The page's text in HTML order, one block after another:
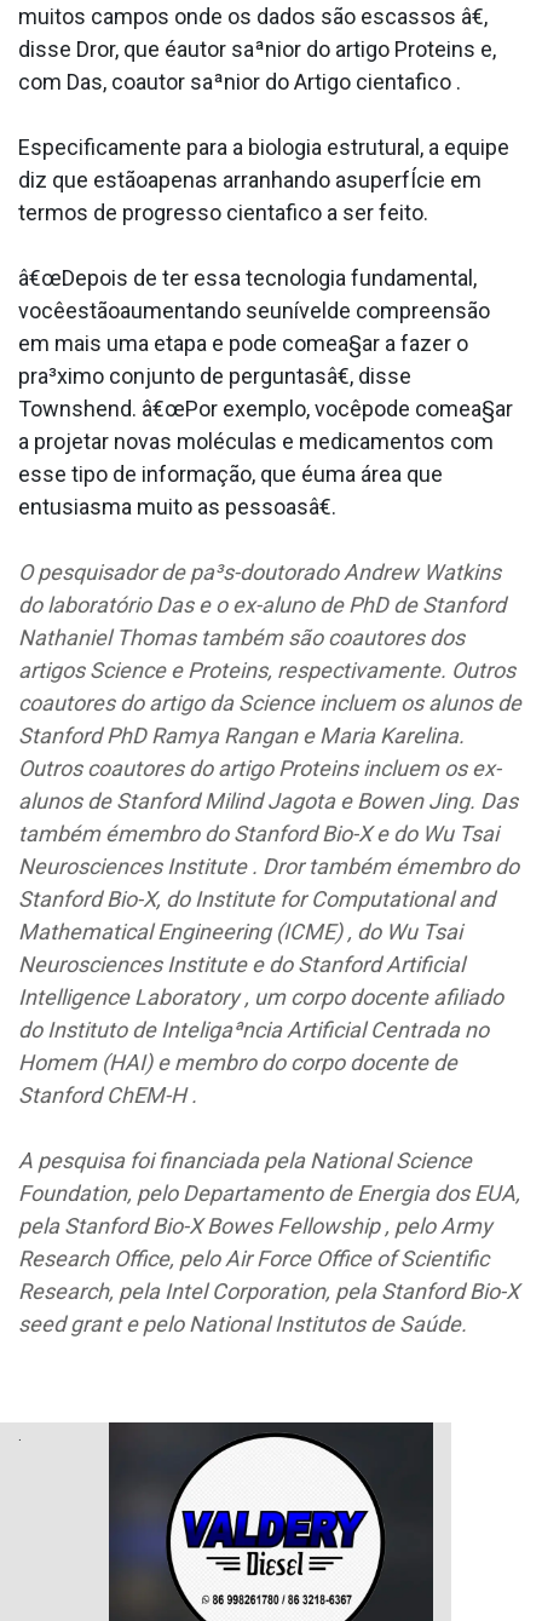
muitos campos onde os dados são escassos â€,
disse Dror, que éautor saªnior do artigo Proteins e,
com Das, coautor saªnior do Artigo cienta­fico .
Especificamente para a biologia estrutural, a equipe
diz que estãoapenas arranhando asuperfÍcie em
termos de progresso cienta­fico a ser feito.
â€œDepois de ter essa tecnologia fundamental,
vocêestãoaumentando seunívelde compreensão
em mais uma etapa e pode comea§ar a fazer o
pra³ximo conjunto de perguntasâ€, disse
Townshend. â€œPor exemplo, vocêpode comea§ar
a projetar novas moléculas e medicamentos com
esse tipo de informação, que éuma área que
entusiasma muito as pessoasâ€.
O pesquisador de pa³s-doutorado Andrew Watkins
do laboratório Das e o ex-aluno de PhD de Stanford
Nathaniel Thomas também são coautores dos
artigos Science e Proteins, respectivamente. Outros
coautores do artigo da Science incluem os alunos de
Stanford PhD Ramya Rangan e Maria Karelina.
Outros coautores do artigo Proteins incluem os ex-
alunos de Stanford Milind Jagota e Bowen Jing. Das
também émembro do Stanford Bio-X e do Wu Tsai
Neurosciences Institute . Dror também émembro do
Stanford Bio-X, do Institute for Computational and
Mathematical Engineering (ICME) , do Wu Tsai
Neurosciences Institute e do Stanford Artificial
Intelligence Laboratory , um corpo docente afiliado
do Instituto de Inteligaªncia Artificial Centrada no
Homem (HAI) e membro do corpo docente de
Stanford ChEM-H .
A pesquisa foi financiada pela National Science
Foundation, pelo Departamento de Energia dos EUA,
pela Stanford Bio-X Bowes Fellowship , pelo Army
Research Office, pelo Air Force Office of Scientific
Research, pela Intel Corporation, pela Stanford Bio-X
seed grant e pelo National Institutos de Saúde.